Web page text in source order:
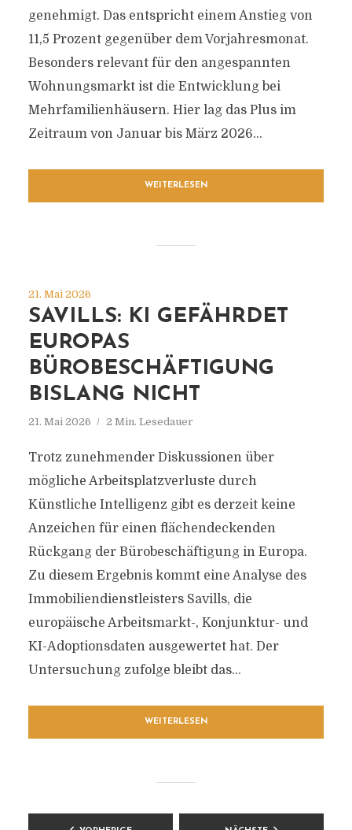
genehmigt. Das entspricht einem Anstieg von
11,5 Prozent gegenüber dem Vorjahresmonat.
Besonders relevant für den angespannten
Wohnungsmarkt ist die Entwicklung bei
Mehrfamilienhäusern. Hier lag das Plus im
Zeitraum von Januar bis März 2026...
WEITERLESEN
21. Mai 2026
SAVILLS: KI GEFÄHRDET
EUROPAS
BÜROBESCHÄFTIGUNG
BISLANG NICHT
21. Mai 2026 2 Min. Lesedauer
Trotz zunehmender Diskussionen über
mögliche Arbeitsplatzverluste durch
Künstliche Intelligenz gibt es derzeit keine
Anzeichen für einen flächendeckenden
Rückgang der Bürobeschäftigung in Europa.
Zu diesem Ergebnis kommt eine Analyse des
Immobiliendienstleisters Savills, die
europäische Arbeitsmarkt-, Konjunktur- und
KI-Adoptionsdaten ausgewertet hat. Der
Untersuchung zufolge bleibt das...
WEITERLESEN
BEITRAGSNAVIGATION